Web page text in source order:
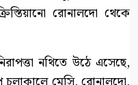
রোনালদো থেকে
নথিতে উঠে এসেছে,